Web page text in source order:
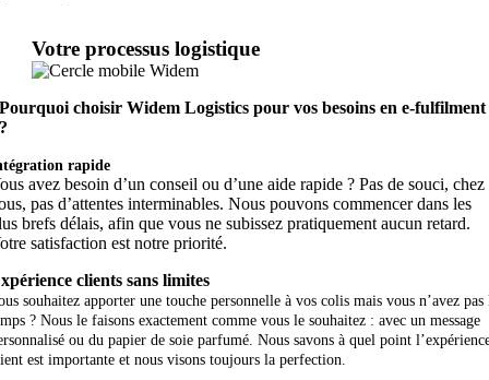
Votre processus logistique
Pourquoi choisir Widem Logistics pour vos besoins en e-fulfilment
?
rapide
avez besoin d’un conseil ou d’une aide rapide ? Pas de souci, chez
pas d’attentes interminables. Nous pouvons commencer dans les
brefs délais, afin que vous ne subissez pratiquement aucun retard.
satisfaction est notre priorité.
clients sans limites
souhaitez apporter une touche personnelle à vos colis mais vous n’avez pas
? Nous le faisons exactement comme vous le souhaitez : avec un message
ou du papier de soie parfumé. Nous savons à quel point
est importante et nous visons toujours la perfection.